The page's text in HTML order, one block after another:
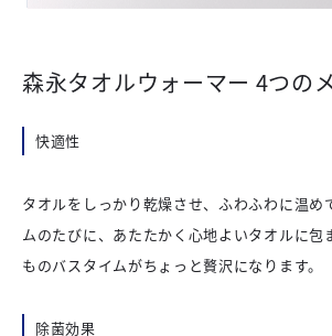
森永タオルウォーマー 4つの
快適性
タオルをしっかり乾燥させ、ふわふわに温め
ムのたびに、あたたかく心地よいタオルに包
ものバスタイムがちょっと贅沢になります。
除菌効果